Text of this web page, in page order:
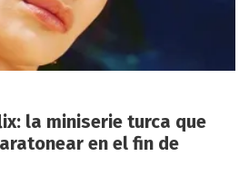
la miniserie turca que
en el fin de